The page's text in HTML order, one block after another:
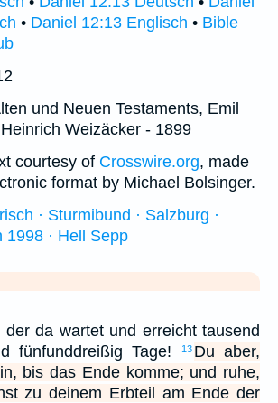
• Daniel 12:13 Englisch • Bible
und Neuen Testaments, Emil
Weizäcker - 1899
courtesy of Crosswire.org, made
format by Michael Bolsinger.
· Sturmibund · Salzburg ·
1998 · Hell Sepp
der da wartet und erreicht tausend
fünfunddreißig Tage!
13 Du aber,
bis das Ende komme; und ruhe,
zu deinem Erbteil am Ende der